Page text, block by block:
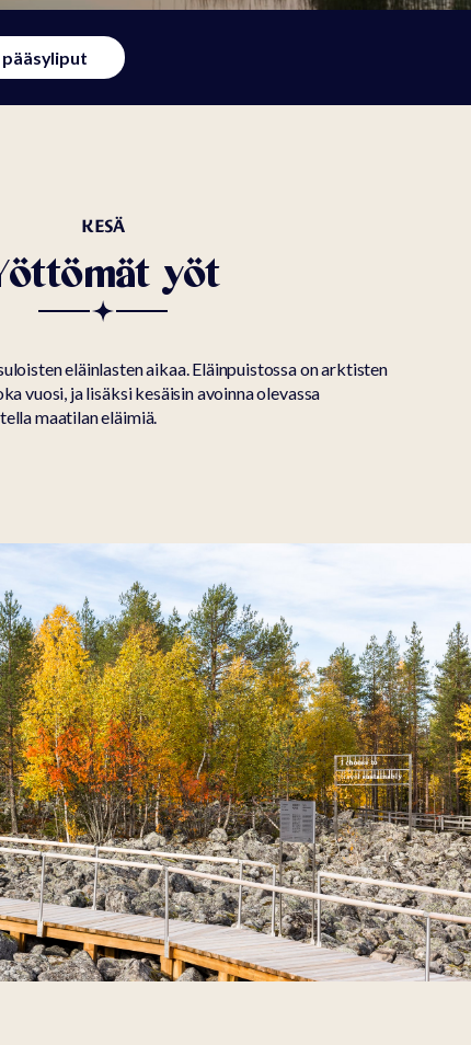
KESÄ
yöt
eläinlasten aikaa. Eläinpuistossa on arktisten
vuosi, ja lisäksi kesäisin avoinna olevassa
maatilan eläimiä.